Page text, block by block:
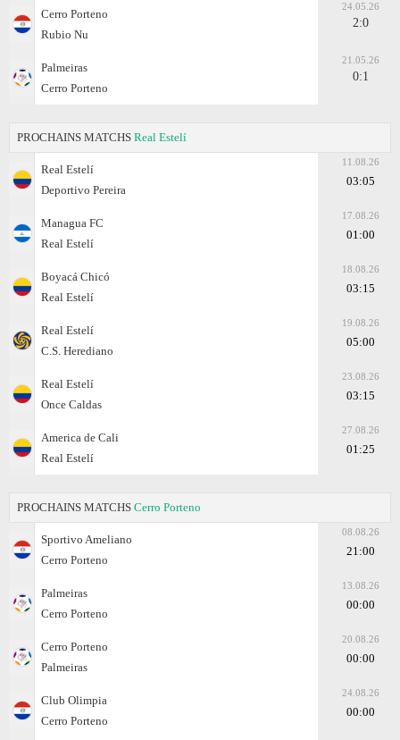
Cerro Porteno
Rubio Nu
24.05.26
2:0
Palmeiras
Cerro Porteno
21.05.26
0:1
PROCHAINS MATCHS Real Estelí
Real Estelí
Deportivo Pereira
11.08.26
03:05
Managua FC
Real Estelí
17.08.26
01:00
Boyacá Chicó
Real Estelí
18.08.26
03:15
Real Estelí
C.S. Herediano
19.08.26
05:00
Real Estelí
Once Caldas
23.08.26
03:15
America de Cali
Real Estelí
27.08.26
01:25
PROCHAINS MATCHS Cerro Porteno
Sportivo Ameliano
Cerro Porteno
08.08.26
21:00
Palmeiras
Cerro Porteno
13.08.26
00:00
Cerro Porteno
Palmeiras
20.08.26
00:00
Club Olimpia
Cerro Porteno
24.08.26
00:00